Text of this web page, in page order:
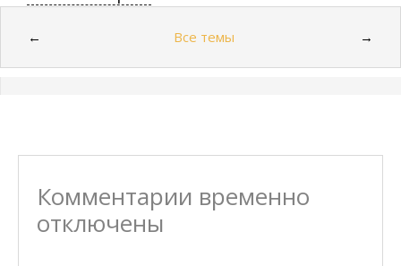
← Все темы →
Комментарии временно
отключены